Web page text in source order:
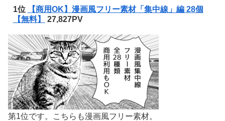
1位
【商用OK】漫画風フリー素材「集中線」編 28個
【無料】
27,827PV
第1位です。こちらも漫画風フリー素材。